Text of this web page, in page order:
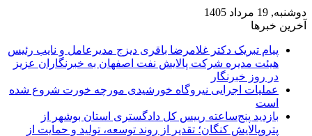
دوشنبه, 19 مرداد 1405
آخرین خبرها
پیام تبریک دکتر غلامرضا باقری دیزج مدیرعامل و نایب رئیس
هیئت مدیره شرکت پالایش نفت اصفهان به خبرنگاران عزیز
در روز خبرنگار
عملیات اجرایی نیروگاه خورشیدی مورچه خورت شروع شده
است
بازدید پنج‌ساعته رییس کل دادگستری استان بوشهر از
پتروپالایش کنگان؛ تقدیر از روند توسعه، تولید و حمایت از